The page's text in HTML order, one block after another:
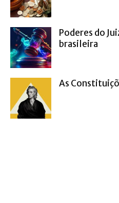
Poderes do
brasileira
As